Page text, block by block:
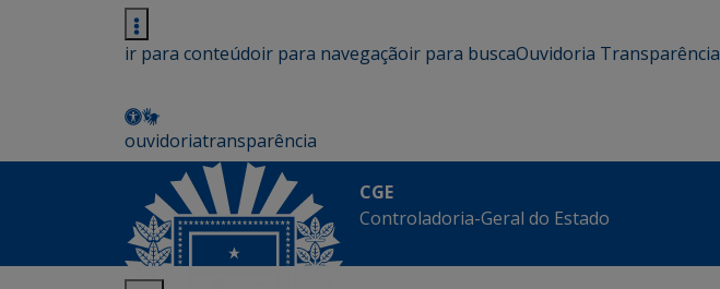
ir para conteúdoir para navegaçãoir para buscaOuvidoria Transparência
ouvidoriatransparência
CGE
Controladoria-Geral do Estado